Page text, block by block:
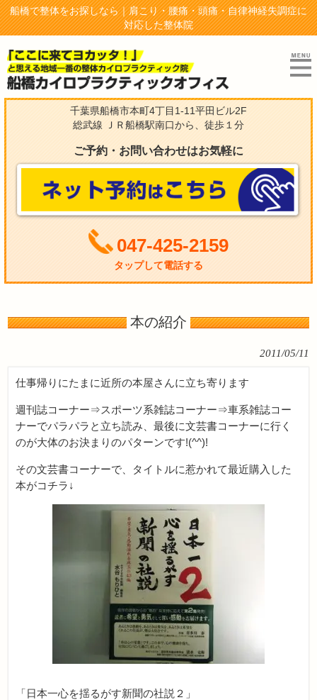
船橋で整体をお探しなら｜肩こり・腰痛・頭痛・自律神経失調症に
対応した整体院
千葉県船橋市本町4丁目1-11平田ビル2F
総武線 ＪＲ船橋駅南口から、徒歩１分
ご予約・お問い合わせはお気軽に
047-425-2159
タップして電話する
本の紹介
2011/05/11
仕事帰りにたまに近所の本屋さんに立ち寄ります
週刊誌コーナー⇒スポーツ系雑誌コーナー⇒車系雑誌コー
ナーでパラパラと立ち読み、最後に文芸書コーナーに行く
のが大体のお決まりのパターンです!(^^)!
その文芸書コーナーで、タイトルに惹かれて最近購入した
本がコチラ↓
「日本一心を揺るがす新聞の社説２」